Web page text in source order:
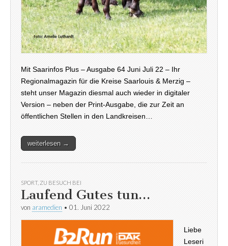
Mit Saarinfos Plus – Ausgabe 64 Juni Juli 22 – Ihr
Regionalmagazin für die Kreise Saarlouis & Merzig –
steht unser Magazin diesmal auch wieder in digitaler
Version – neben der Print-Ausgabe, die zur Zeit an
öffentlichen Stellen in den Landkreisen…
weiterlesen →
SPORT, ZU BESUCH BEI
Laufend Gutes tun…
von aramedien • 01. Juni 2022
Liebe
Leseri